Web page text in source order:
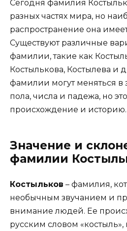
Сегодня фамилия
разных частях мира, но
распространение она
Существуют различные
фамилии, такие как
Костылькова, Костылева и
фамилии могут меняться в
пола, числа и падежа, но
происхождение и историю.
Значение и
фамилии
Костыльков – фамилия,
необычным звучанием и
внимание людей. Ее
русским словом «костыль»,